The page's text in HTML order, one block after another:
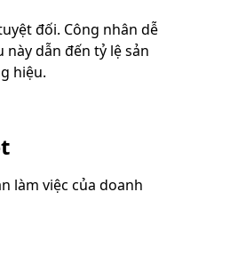
đối. Công nhân dễ
dẫn đến tỷ lệ sản
hiệu.
làm việc của doanh